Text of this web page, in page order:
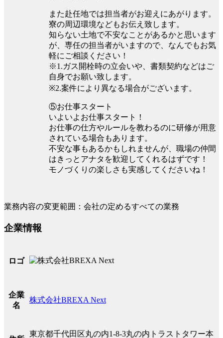
また赴任地では担当者がお迎えにあがります。
寮の周辺環境などもお伝え致します。
知らない土地で不安なことがあるかと思います
が、専任の担当者がいますので、なんでもお気
軽にご相談ください！
※1.ガス開栓時の立会いや、書類契約などはご
自身でお願い致します。
※2.案件により異なる場合がございます。
⑤お仕事スタート
いよいよお仕事スタート！
お仕事の仕方やルールを教わるのに研修が用意
されている場合もあります。
不安な事もあるかもしれませんが、職場の仲間
はきっとアナタを歓迎してくれるはずです！
モノづくりの楽しさも実感してくださいね！
業務内容の変更範囲：会社の定めるすべての業務
企業情報
ロゴ
企業
名
株式会社BREXA Next
東京都千代田区丸の内1-8-3丸の内トラストタワー本